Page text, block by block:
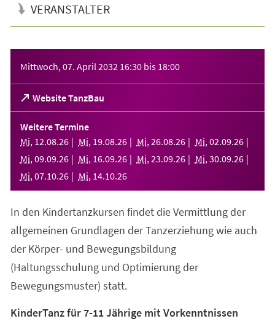
VERANSTALTER
Mittwoch, 07. April 2032 16:30 bis 18:00
Website TanzBau
(Öffnet
in
einem
neuen
Tab)
Weitere Termine
Mi, 12.08.26 Mi, 19.08.26 Mi, 26.08.26 Mi, 02.09.26
Mi, 09.09.26 Mi, 16.09.26 Mi, 23.09.26 Mi, 30.09.26
Mi, 07.10.26 Mi, 14.10.26
In den Kindertanzkursen findet die Vermittlung der
allgemeinen Grundlagen der Tanzerziehung wie auch
der Körper- und Bewegungsbildung
(Haltungsschulung und Optimierung der
Bewegungsmuster) statt.
KinderTanz für 7-11 Jährige mit Vorkenntnissen